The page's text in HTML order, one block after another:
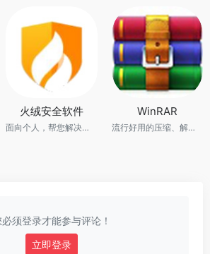
火绒安全软件
面向个人，帮您解决病毒、木马、流氓软件、黑客入侵等终端威胁
WinRAR
流行好用的压缩、解压缩工具
须登录才能参与评论！
立即登录